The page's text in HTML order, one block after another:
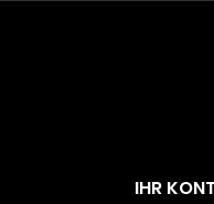
IHR